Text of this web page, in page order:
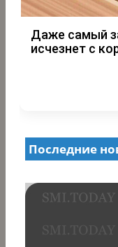
Даже самый
исчезнет с